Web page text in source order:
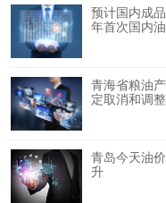
预计国内成
年首次国内
青海省粮油
定取消和调
青岛今天油
升